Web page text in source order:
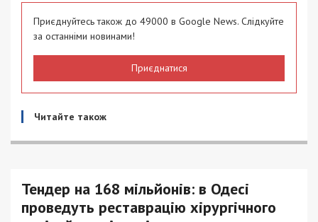
Приєднуйтесь також до 49000 в Google News. Слідкуйте
за останніми новинами!
Приєднатися
Читайте також
Тендер на 168 мільйонів: в Одесі
проведуть реставрацію хірургічного